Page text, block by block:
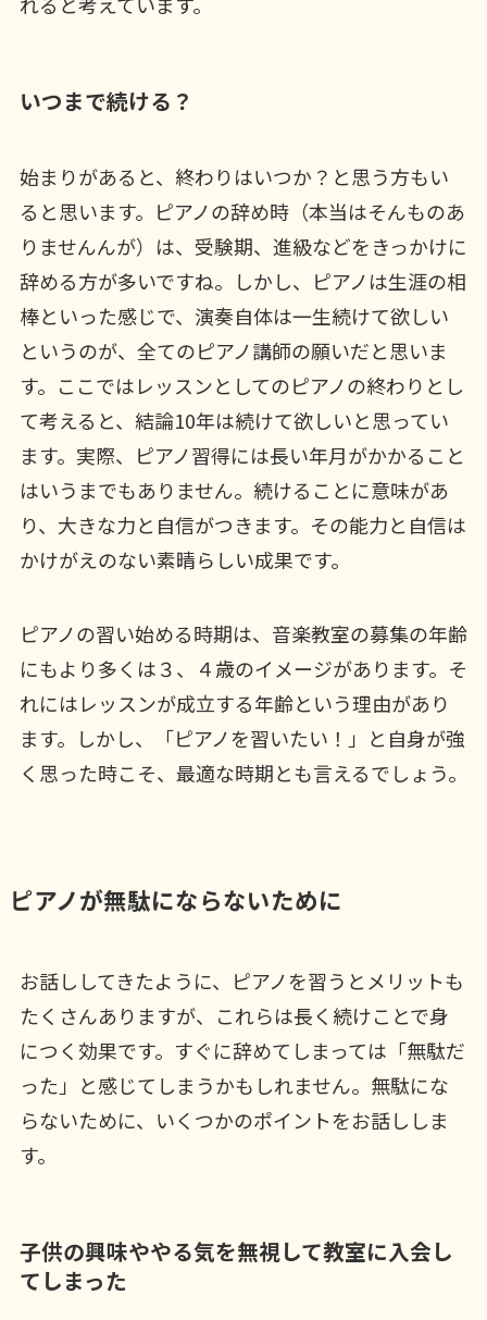
いつまで続ける？
始まりがあると、終わりはいつか？と思う方もい
ると思います。ピアノの辞め時（本当はそんものあ
りませんんが）は、受験期、進級などをきっかけに
辞める方が多いですね。しかし、ピアノは生涯の相
棒といった感じで、演奏自体は一生続けて欲しい
というのが、全てのピアノ講師の願いだと思いま
す。ここではレッスンとしてのピアノの終わりとし
て考えると、結論10年は続けて欲しいと思ってい
ます。実際、ピアノ習得には長い年月がかかること
はいうまでもありません。続けることに意味があ
り、大きな力と自信がつきます。その能力と自信は
かけがえのない素晴らしい成果です。
ピアノの習い始める時期は、音楽教室の募集の年齢
にもより多くは３、４歳のイメージがあります。そ
れにはレッスンが成立する年齢という理由があり
ます。しかし、「ピアノを習いたい！」と自身が強
く思った時こそ、最適な時期とも言えるでしょう。
ピアノが無駄にならないために
お話ししてきたように、ピアノを習うとメリットも
たくさんありますが、これらは長く続けことで身
につく効果です。すぐに辞めてしまっては「無駄だ
った」と感じてしまうかもしれません。無駄にな
らないために、いくつかのポイントをお話ししま
す。
子供の興味ややる気を無視して教室に入会し
てしまった